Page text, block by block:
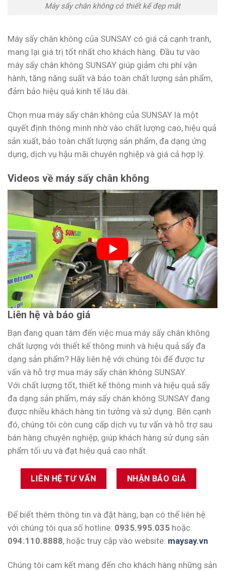
Máy sấy chân không có thiết kế đẹp mắt
Máy sấy chân không của SUNSAY có giá cả cạnh tranh,
mang lại giá trị tốt nhất cho khách hàng. Đầu tư vào
máy sấy chân không SUNSAY giúp giảm chi phí vận
hành, tăng năng suất và bảo toàn chất lượng sản phẩm,
đảm bảo hiệu quả kinh tế lâu dài.
Chọn mua máy sấy chân không của SUNSAY là một
quyết định thông minh nhờ vào chất lượng cao, hiệu quả
sản xuất, bảo toàn chất lượng sản phẩm, đa dạng ứng
dụng, dịch vụ hậu mãi chuyên nghiệp và giá cả hợp lý.
Videos về máy sấy chân không
Liên hệ và báo giá
Bạn đang quan tâm đến việc mua máy sấy chân không
chất lượng với thiết kế thông minh và hiệu quả sấy đa
dạng sản phẩm? Hãy liên hệ với chúng tôi để được tư
vấn và hỗ trợ mua máy sấy chân không SUNSAY.
Với chất lượng tốt, thiết kế thông minh và hiệu quả sấy
đa dạng sản phẩm, máy sấy chân không SUNSAY đang
được nhiều khách hàng tin tưởng và sử dụng. Bên cạnh
đó, chúng tôi còn cung cấp dịch vụ tư vấn và hỗ trợ sau
bán hàng chuyên nghiệp, giúp khách hàng sử dụng sản
phẩm tối ưu và đạt hiệu quả cao nhất.
LIÊN HỆ TƯ VẤN NHẬN BÁO GIÁ
Để biết thêm thông tin và đặt hàng, bạn có thể liên hệ
với chúng tôi qua số hotline: 0935.995.035 hoặc
094.110.8888, hoặc truy cập vào website: maysay.vn
Chúng tôi cam kết mang đến cho khách hàng những sản